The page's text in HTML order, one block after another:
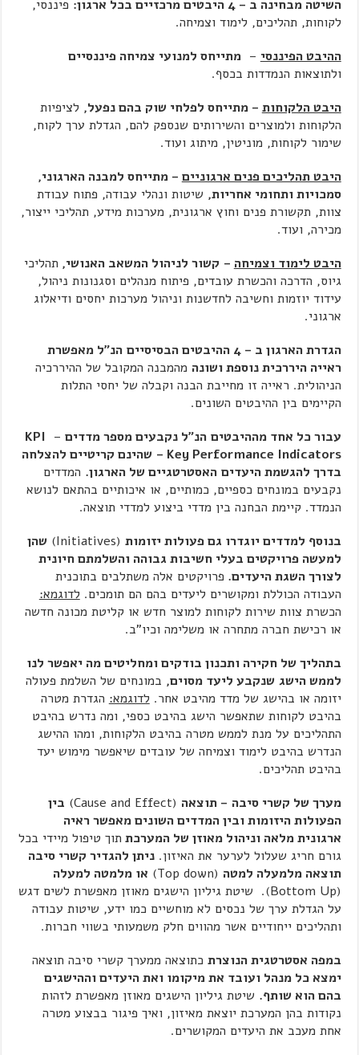
השיטה מבחינה ב – 4 היבטים מרכזיים בכל ארגון:
פיננסי,
לקוחות, תהליכים, לימוד וצמיחה.
ההיבט הפיננסי –מתייחס למנועי צמיחה פיננסיים
ולתוצאות הנמדדות בכסף.
היבט הלקוחות – מתייחס לפלחי שוק בהם נפעל, לציפיות
הלקוחות ולמוצרים והשירותים שנספק להם, הגדלת ערך לקוח,
שימור לקוחות, מוניטין, מיתוג ועוד.
היבט תהליכים פנים ארגוניים – מתייחס למבנה הארגוני,
סמכויות ותחומי אחריות, שיטות ונהלי עבודה, פתוח עבודת
צוות, תקשורת פנים וחוץ ארגונית, מערכות מידע, תהליכי ייצור,
מכירה, ועוד.
היבט לימוד וצמיחה – קשור לניהול המשאב האנושי, תהליכי
גיוס, הדרכה והכשרת עובדים, פיתוח מנהלים וסגנונות ניהול,
עידוד יוזמות וחשיבה לחדשנות וניהול מערכות יחסים ודיאלוג
ארגוני.
הגדרת הארגון ב – 4 ההיבטים הבסיסיים
הנ"ל מאפשרת
ראייה היררכית נוספת ושונה מהמבנה המקובל של ההיררכיה
הניהולית. ראייה זו מחייבת הבנה וקבלה של יחסי התלות
הקיימים בין ההיבטים השונים.
עבור כל אחד מההיבטים הנ"ל נקבעים מספר מדדים –
KPI
– Key Performance Indicators שהינם קריטיים להצלחה
בדרך להגשמת היעדים האסטרטגיים של הארגון. המדדים
נקבעים במונחים כספיים, כמותיים, או איכותיים בהתאם לנושא
הנמדד. קיימת הבחנה בין מדדי ביצוע למדדי תוצאה.
בנוסף למדדים יוגדרו גם פעולות יזומות (Initiatives)
שהן
למעשה פרויקטים בעלי חשיבות גבוהה והשלמתם חיונית
לצורך השגת היעדים. פרויקטים אלה משתלבים בתוכנית
העבודה הכוללת ומקושרים ליעדים בהם הם תומכים. לדוגמא:
הכשרת צוות שירות לקוחות למוצר חדש או קליטת מכונה חדשה
או רכישת חברה מתחרה או משלימה וכיו"ב.
בתהליך של חקירה ותכנון בודקים ומחליטים מה יאפשר לנו
לממש הישג שנקבע ליעד מסוים, במונחים של השלמת פעולה
יזומה או בהישג של מדד מהיבט אחר. לדוגמא: הגדרת מטרה
בהיבט לקוחות שתאפשר הישג בהיבט כספי, ומה נדרש בהיבט
התהליכים על מנת לממש מטרה בהיבט הלקוחות, ומהו ההישג
הנדרש בהיבט לימוד וצמיחה של עובדים שיאפשר מימוש יעד
בהיבט תהליכים.
מערך של קשרי סיבה – תוצאה (Cause and Effect)
בין
הפעולות היזומות ובין המדדים השונים מאפשר ראיה
ארגונית מלאה וניהול מאוזן של המערכת תוך טיפול מיידי בכל
גורם חריג שעלול לערער את האיזון.ניתן להגדיר קשרי סיבה
תוצאה מלמעלה למטה (Top down)
או מלמטה למעלה
(Bottom Up). שיטת גיליון הישגים מאוזן מאפשרת לשים דגש
על הגדלת ערך של נכסים לא מוחשיים כמו ידע, שיטות עבודה
ותהליכים ייחודיים אשר מהווים חלק משמעותי בשווי חברות.
במפה אסטרטגית הנוצרת כתוצאה ממערך קשרי סיבה תוצאה
ימצא כל מנהל ועובד את מיקומו ואת היעדים וההישגים
בהם הוא שותף. שיטת גיליון הישגים מאוזן מאפשרת לזהות
נקודות בהן המערכת יוצאת מאיזון, ואיך פיגור בבצוע מטרה
אחת מעכב את היעדים המקושרים.